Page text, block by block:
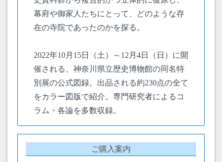
幕府や御家人たちにとって、どのような存
在の寺院であったのかを探る。
2022年10月15日（土）～12月4日（日）に開
催される、神奈川県立歴史博物館の同名特
別展の公式図録。出品される約230点の全て
をカラー図版で紹介。専門研究者によるコ
ラム・各論を多数収録。
ご購入案内